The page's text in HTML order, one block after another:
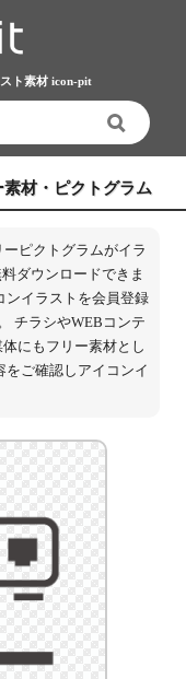
ト素材 icon-pit
材・ピクトグラム
ピクトグラムがイラ
ダウンロードできま
ンイラストを会員登録
チラシやWEBコンテ
にもフリー素材とし
をご確認しアイコンイ